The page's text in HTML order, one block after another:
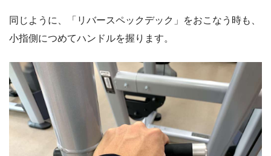
同じように、「リバースペックデック」をおこなう時も、
小指側につめてハンドルを握ります。